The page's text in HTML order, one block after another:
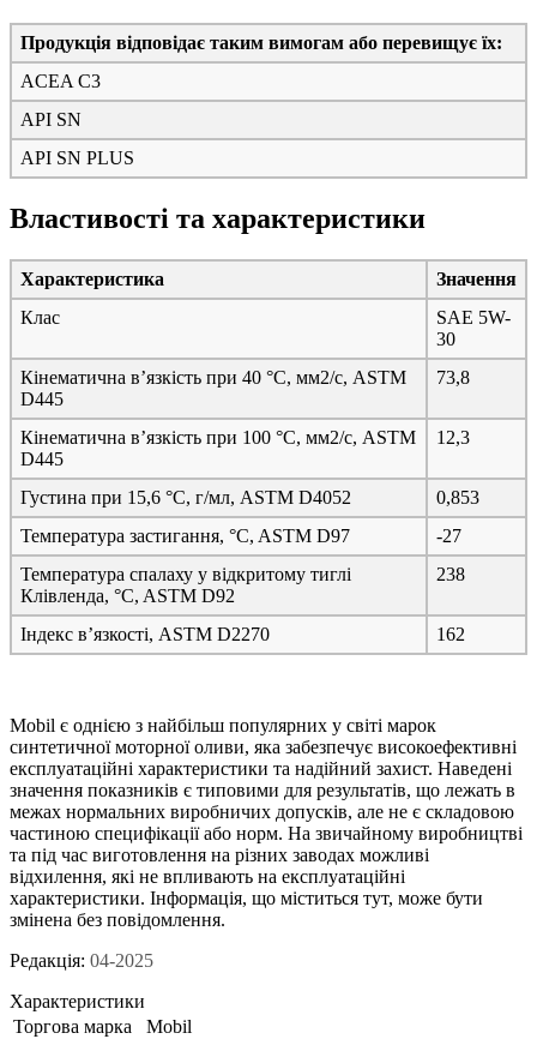
Продукція відповідає таким вимогам або перевищує їх:
ACEA C3
API SN
API SN PLUS
Властивості та характеристики
Характеристика
Значення
Клас
SAE 5W-
30
Кінематична в’язкість при 40 °C, мм2/с, ASTM
D445
73,8
Кінематична в’язкість при 100 °C, мм2/с, ASTM
D445
12,3
Густина при 15,6 °C, г/мл, ASTM D4052
0,853
Температура застигання, °C, ASTM D97
-27
Температура спалаху у відкритому тиглі
Клівленда, °C, ASTM D92
238
Індекс в’язкості, ASTM D2270 162
Mobil є однією з найбільш популярних у світі марок
синтетичної моторної оливи, яка забезпечує високоефективні
експлуатаційні характеристики та надійний захист. Наведені
значення показників є типовими для результатів, що лежать в
межах нормальних виробничих допусків, але не є складовою
частиною специфікації або норм. На звичайному виробництві
та під час виготовлення на різних заводах можливі
відхилення, які не впливають на експлуатаційні
характеристики. Інформація, що міститься тут, може бути
змінена без повідомлення.
Редакція: 04-2025
Характеристики
Торгова марка
Mobil